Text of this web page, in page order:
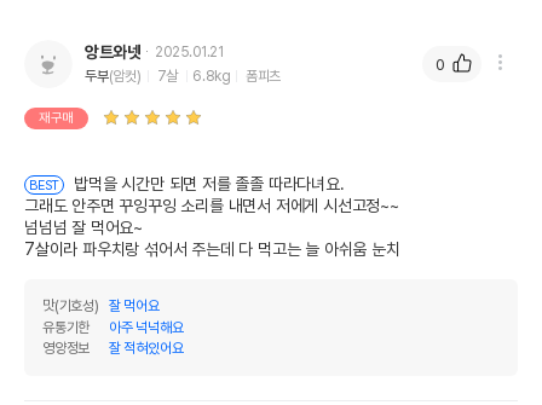
앙트와넷
2025.01.21
두부(암컷) 7살 6.8kg 폼피츠
재구매
BEST
밥먹을 시간만 되면 저를 졸졸 따라다녀요.
그래도 안주면 꾸잉꾸잉 소리를 내면서 저에게 시선고정~~
넘넘넘 잘 먹어요~
7살이라 파우치랑 섞어서 주는데 다 먹고는 늘 아쉬움 눈치
맛(기호성)
잘 먹어요
유통기한
아주 넉넉해요
영양정보
잘 적혀있어요
0